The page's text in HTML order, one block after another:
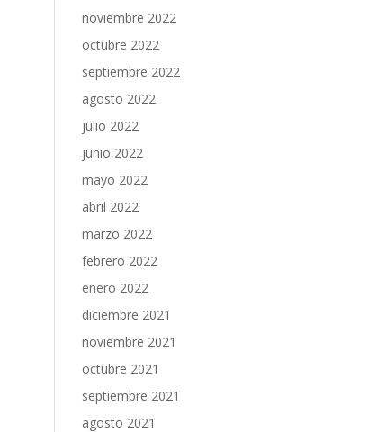
noviembre 2022
octubre 2022
septiembre 2022
agosto 2022
julio 2022
junio 2022
mayo 2022
abril 2022
marzo 2022
febrero 2022
enero 2022
diciembre 2021
noviembre 2021
octubre 2021
septiembre 2021
agosto 2021